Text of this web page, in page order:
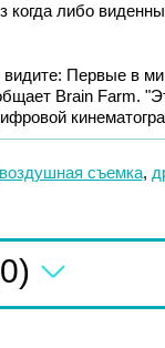
либо
видите: Первые в
Brain Farm.
воздушная съемка,